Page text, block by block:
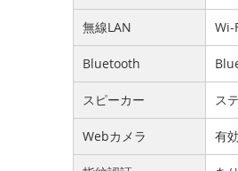
無線LAN Wi-
Bluetooth
スピーカー ス
Webカメラ 有